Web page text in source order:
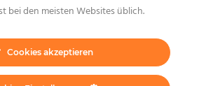
bei den meisten Websites üblich.
Cookies akzeptieren